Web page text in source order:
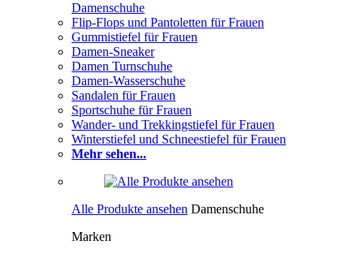
Damenschuhe
Flip-Flops und Pantoletten für Frauen
Gummistiefel für Frauen
Damen-Sneaker
Damen Turnschuhe
Damen-Wasserschuhe
Sandalen für Frauen
Sportschuhe für Frauen
Wander- und Trekkingstiefel für Frauen
Winterstiefel und Schneestiefel für Frauen
Mehr sehen...
Alle Produkte ansehen Damenschuhe
Marken